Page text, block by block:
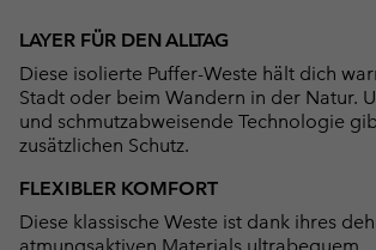
LAYER FÜR DEN ALLTAG
Diese isolierte Puffer-Weste hält dich
Stadt oder beim Wandern in der Natur.
und schmutzabweisende Technologie
zusätzlichen Schutz.
FLEXIBLER KOMFORT
Diese klassische Weste ist dank ihres